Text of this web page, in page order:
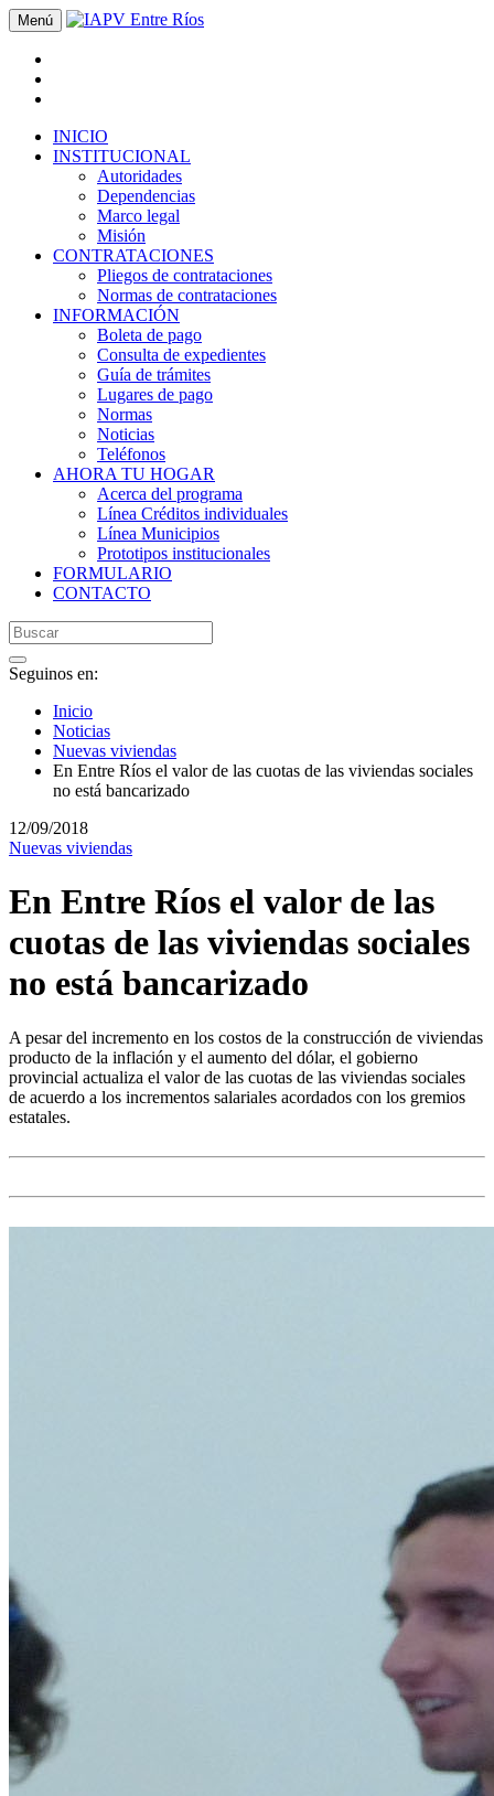
Menú
INICIO
INSTITUCIONAL
Autoridades
Dependencias
Marco legal
Misión
CONTRATACIONES
Pliegos de contrataciones
Normas de contrataciones
INFORMACIÓN
Boleta de pago
Consulta de expedientes
Guía de trámites
Lugares de pago
Normas
Noticias
Teléfonos
AHORA TU HOGAR
Acerca del programa
Línea Créditos individuales
Línea Municipios
Prototipos institucionales
FORMULARIO
CONTACTO
Seguinos en:
Inicio
Noticias
Nuevas viviendas
En Entre Ríos el valor de las cuotas de las viviendas sociales
no está bancarizado
12/09/2018
Nuevas viviendas
En Entre Ríos el valor de las
cuotas de las viviendas sociales
no está bancarizado
A pesar del incremento en los costos de la construcción de viviendas
producto de la inflación y el aumento del dólar, el gobierno
provincial actualiza el valor de las cuotas de las viviendas sociales
de acuerdo a los incrementos salariales acordados con los gremios
estatales.